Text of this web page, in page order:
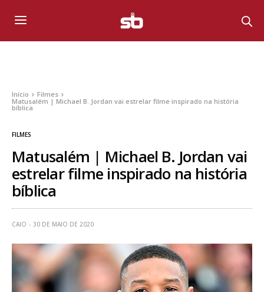
Início
Filmes
Matusalém | Michael B. Jordan vai estrelar filme inspirado na história
bíblica
FILMES
Matusalém | Michael B. Jordan vai
estrelar filme inspirado na história
bíblica
CAIO 30 DE MAIO DE 2020